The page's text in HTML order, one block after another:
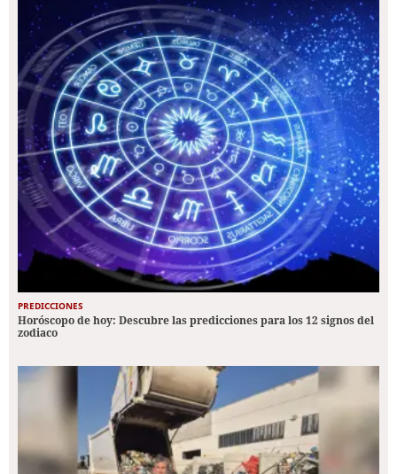
PREDICCIONES
Horóscopo de hoy: Descubre las predicciones para los 12 signos del
zodiaco